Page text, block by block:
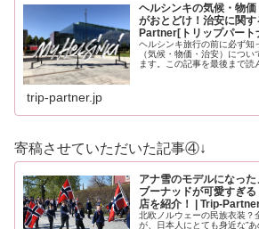
ヘルシンキの気候・物
がおとどけ！治安に関
Partner[トリップパート
ヘルシンキ旅行の前に必ず知
（気候・物価・治安）につい
ます。この記事を最後まで読
trip-partner.jp
寄稿させていただいた記事④↓
アナ雪のモデルになっ
ブーナッドが可愛すぎ
店を紹介！ | Trip-
北欧ノルウェーの民族衣装？
が、日本人にとても身近な”